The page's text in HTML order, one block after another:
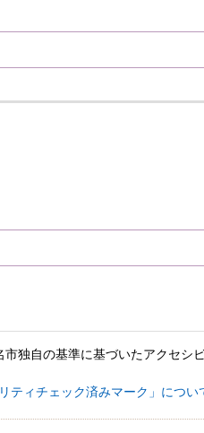
市独自の基準に基づいたアクセシ
ティチェック済みマーク」につい